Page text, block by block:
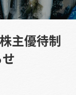
主優待制